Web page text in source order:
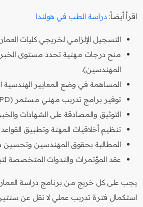
اقرأ أيضاً: دراسة الطب في هولندا
التسجيل الإلزامي لخريجي كليات
منح درجات مهنية تحدد مستوى
المهندسين).
المساهمة في وضع المعايير الهندسية
توفير برامج تدريب مهني مستمر (CPD).
التوثيق والمصادقة على الشهادات
تنظيم أخلاقيات المهنة وتطبيق القواعد
المطالبة بحقوق المهندسين
عقد المؤتمرات والندوات المتخصصة
يجب على كل خريج من برنامج دراسة
استكمال فترة تدريب عملي لا تقل عن سنتين،